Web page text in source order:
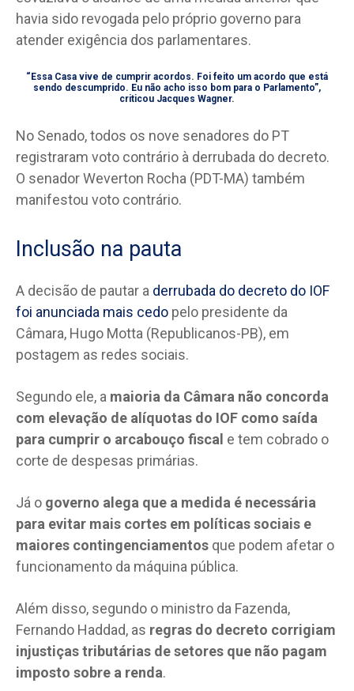
havia sido revogada pelo próprio governo para
atender exigência dos parlamentares.
“Essa Casa vive de cumprir acordos. Foi feito um acordo que está
sendo descumprido. Eu não acho isso bom para o Parlamento”,
criticou Jacques Wagner.
No Senado, todos os nove senadores do PT
registraram voto contrário à derrubada do decreto.
O senador Weverton Rocha (PDT-MA) também
manifestou voto contrário.
Inclusão na pauta
A decisão de pautar a derrubada do decreto do IOF
foi anunciada mais cedo pelo presidente da
Câmara, Hugo Motta (Republicanos-PB), em
postagem as redes sociais.
Segundo ele, a maioria da Câmara não concorda
com elevação de alíquotas do IOF como saída
para cumprir o arcabouço fiscal e tem cobrado o
corte de despesas primárias.
Já o governo alega que a medida é necessária
para evitar mais cortes em políticas sociais e
maiores contingenciamentos que podem afetar o
funcionamento da máquina pública.
Além disso, segundo o ministro da Fazenda,
Fernando Haddad, as regras do decreto corrigiam
injustiças tributárias de setores que não pagam
imposto sobre a renda.